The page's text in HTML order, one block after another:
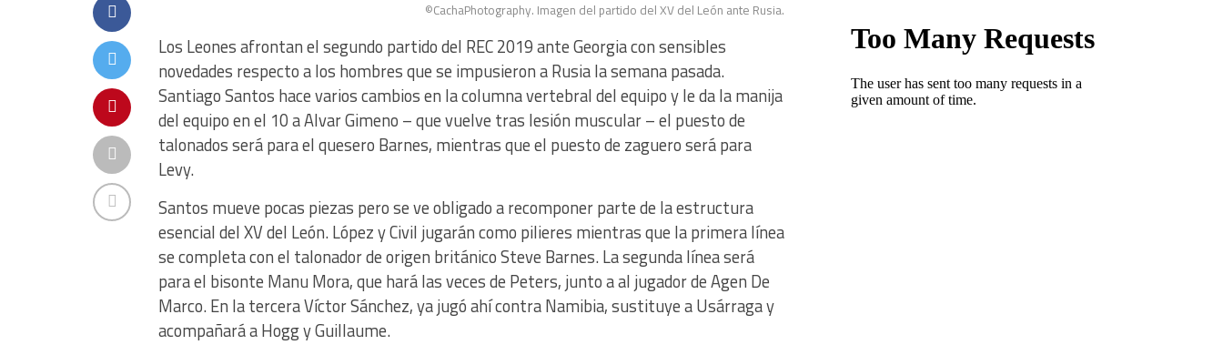
©CachaPhotography. Imagen del partido del XV del León ante Rusia.
Los Leones afrontan el segundo partido del REC 2019 ante Georgia con sensibles
novedades respecto a los hombres que se impusieron a Rusia la semana pasada.
Santiago Santos hace varios cambios en la columna vertebral del equipo y le da la manija
del equipo en el 10 a Alvar Gimeno – que vuelve tras lesión muscular – el puesto de
talonados será para el quesero Barnes, mientras que el puesto de zaguero será para
Levy.
Santos mueve pocas piezas pero se ve obligado a recomponer parte de la estructura
esencial del XV del León. López y Civil jugarán como pilieres mientras que la primera línea
se completa con el talonador de origen británico Steve Barnes. La segunda línea será
para el bisonte Manu Mora, que hará las veces de Peters, junto a al jugador de Agen De
Marco. En la tercera Víctor Sánchez, ya jugó ahí contra Namibia, sustituye a Usárraga y
acompañará a Hogg y Guillaume.